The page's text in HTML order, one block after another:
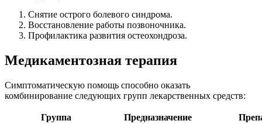
Снятие острого болевого синдрома.
Восстановление работы позвоночника.
Профилактика развития остеохондроза.
Медикаментозная терапия
Симптоматическую помощь способно оказать
комбинирование следующих групп лекарственных средств:
Группа Предназначение